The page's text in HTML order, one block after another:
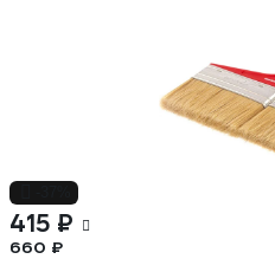
415 ₽
660 ₽